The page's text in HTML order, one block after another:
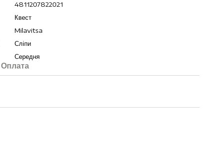
4811207822021
Квест
Milavitsa
Сліпи
Середня
Оплата